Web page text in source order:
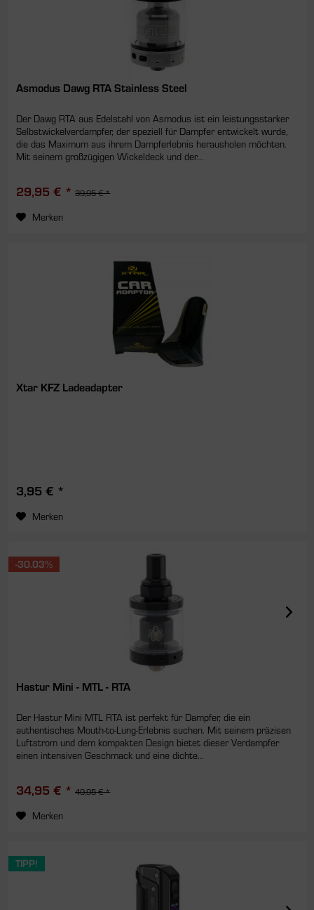
Asmodus Dawg RTA Stainless Steel
Der Dawg RTA aus Edelstahl von Asmodus ist ein leistungsstarker
Selbstwickelverdampfer, der speziell für Dampfer entwickelt wurde,
die das Maximum aus ihrem Dampferlebnis herausholen möchten.
Mit seinem großzügigen Wickeldeck und der...
29,95 € * 39,95 € *
Merken
Xtar KFZ Ladeadapter
3,95 € *
Merken
-30.03%
Hastur Mini - MTL - RTA
Der Hastur Mini MTL RTA ist perfekt für Dampfer, die ein
authentisches Mouth-to-Lung-Erlebnis suchen. Mit seinem präzisen
Luftstrom und dem kompakten Design bietet dieser Verdampfer
einen intensiven Geschmack und eine dichte...
34,95 € * 49,95 € *
Merken
TIPP!